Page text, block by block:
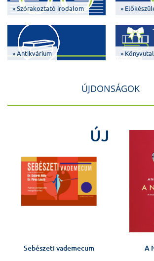
» Szórakoztató irodalom »
» Antikvárium »
ÚJDONSÁGOK
ÚJ
Sebészeti vademecum A